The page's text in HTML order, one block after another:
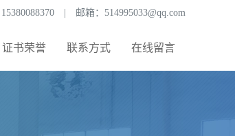
15380088370 邮箱： 514995033@qq.com
证书荣誉 联系方式 在线留言